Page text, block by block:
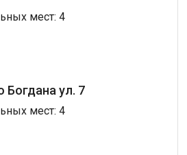
мест: 4
Богдана ул. 7
мест: 4